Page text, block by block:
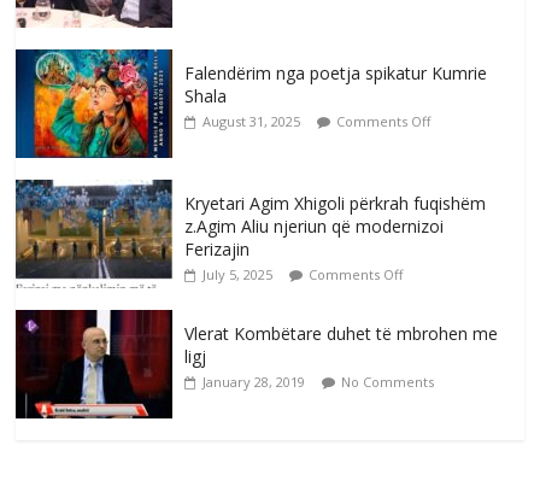
Falendërim nga poetja spikatur Kumrie
Shala
August 31, 2025 Comments Off
Kryetari Agim Xhigoli përkrah fuqishëm
z.Agim Aliu njeriun që modernizoi
Ferizajin
July 5, 2025 Comments Off
Vlerat Kombëtare duhet të mbrohen me
ligj
January 28, 2019 No Comments